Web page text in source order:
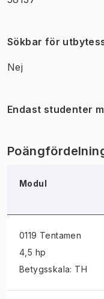
Sökbar för
Nej
Endast studenter
Modul
0119 Tentamen
4,5 hp
Betygsskala: TH